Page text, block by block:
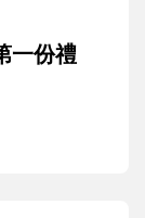
一份禮